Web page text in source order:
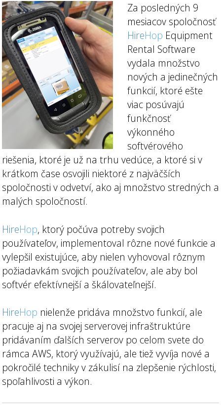
Za posledných 9
mesiacov spoločnosť
HireHop Equipment
Rental Software
vydala množstvo
nových a jedinečných
funkcií, ktoré ešte
viac posúvajú
funkčnosť
výkonného
softvérového
riešenia, ktoré je už na trhu vedúce, a ktoré si v
krátkom čase osvojili niektoré z najväčších
spoločnosti v odvetví, ako aj množstvo stredných a
malých spoločností.
HireHop, ktorý počúva potreby svojich
používateľov, implementoval rôzne nové funkcie a
vylepšil existujúce, aby nielen vyhovoval rôznym
požiadavkám svojich používateľov, ale aby bol
softvér efektívnejší a škálovateľnejší.
HireHop nielenže pridáva množstvo funkcií, ale
pracuje aj na svojej serverovej infraštruktúre
pridávaním ďalších serverov po celom svete do
rámca AWS, ktorý využívajú, ale tiež vyvíja nové a
pokročilé techniky v zákulisí na zlepšenie rýchlosti,
spoľahlivosti a výkon.